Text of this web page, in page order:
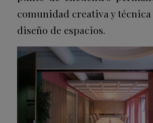
comunidad creativa y
diseño de espacios.